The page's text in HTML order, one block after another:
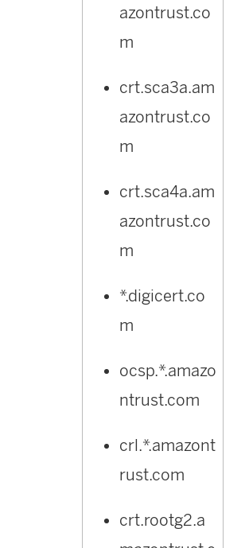
azontrust.co
m
crt.sca3a.am
azontrust.co
m
crt.sca4a.am
azontrust.co
m
*.digicert.co
m
ocsp.*.amazo
ntrust.com
crl.*.amazont
rust.com
crt.rootg2.a